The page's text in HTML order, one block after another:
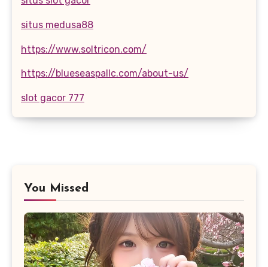
situs medusa88
https://www.soltricon.com/
https://blueseaspallc.com/about-us/
slot gacor 777
You Missed